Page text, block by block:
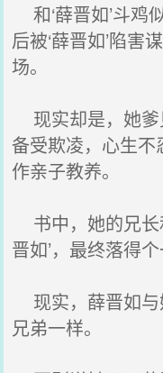
和‘薛晋如’斗鸡
后被‘薛晋如’陷害
场。
现实却是，她爹
备受欺凌，心生
作亲子教养。
书中，她的兄长
晋如’，最终落得
现实，薛晋如与
兄弟一样。